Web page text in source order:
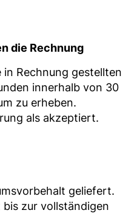
die Rechnung
Rechnung gestellten
innerhalb von 30
zu erheben.
als akzeptiert.
geliefert.
zur vollständigen